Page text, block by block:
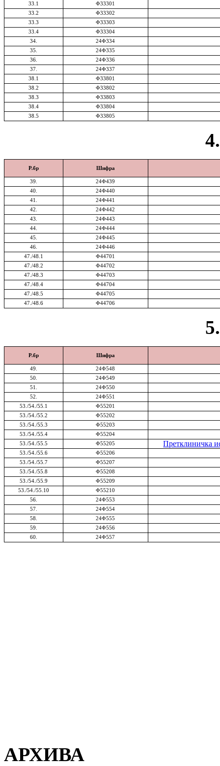
33.1
Ф33301
33.2
Ф33302
33.3
Ф33303
33.4
Ф33304
34.
24Ф334
35.
24Ф335
36.
24Ф336
37.
24Ф337
38.1
Ф33801
38.2
Ф33802
38.3
Ф33803
38.4
Ф33804
38.5
Ф33805
Р.бр Шифра
39.
24Ф439
40.
24Ф440
41.
24Ф441
42.
24Ф442
43.
24Ф443
44.
24Ф444
45.
24Ф445
46.
24Ф446
47./48.1
Ф44701
47./48.2
Ф44702
47./48.3
Ф44703
47./48.4
Ф44704
47./48. 5
Ф44705
47./48. 6 Ф44706
Р.бр Шифра
49.
24Ф548
50.
24Ф549
51.
24Ф550
52.
24Ф551
53./54./55. 1
Ф55201
53./54./55. 2
Ф55202
53./54./55. 3
Ф55203
53./54./55. 4
Ф55204
53./54./55. 5 Ф55205 Претклиничка
53./54./55. 6
Ф55206
53./54./55. 7
Ф55207
53./54./55. 8
Ф55208
53./54./55. 9
Ф55209
53./54./55. 10 Ф55210
56.
24Ф553
57.
24Ф554
58.
24Ф555
59.
24Ф556
60.
24Ф557
АРХИВА